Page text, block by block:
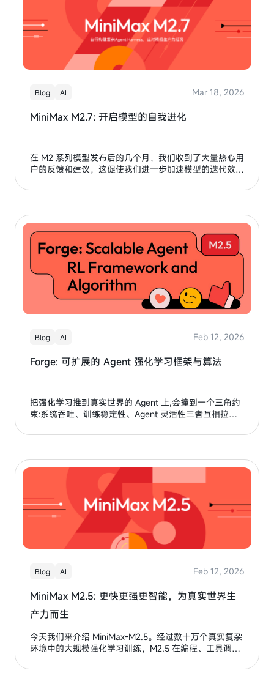
Blog AI Mar 18, 2026
MiniMax M2.7: 开启模型的自我进化
在 M2 系列模型发布后的几个月，我们收到了大量热心用
户的反馈和建议，这促使我们进一步加速模型的迭代效
开启模型和组织的自我进化。MiniMax M2.7是我们第一
Blog AI Feb 12, 2026
Forge: 可扩展的 Agent 强化学习框架与算法
把强化学习推到真实世界的 Agent 上,会撞到一个三角约
束:系统吞吐、训练稳定性、Agent 灵活性三者互相拉扯,
Blog AI Feb 12, 2026
MiniMax M2.5: 更快更强更智能，为真实世界生
产力而生
今天我们来介绍 MiniMax-M2.5。经过数十万个真实复杂
环境中的大规模强化学习训练，M2.5 在编程、工具调用
SOTA，比如 SWE-Bench Verified（80.2%），Multi-